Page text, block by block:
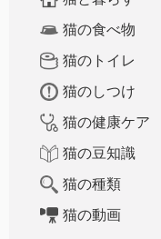
猫の食べ物
猫のトイレ
猫のしつけ
猫の健康ケア
猫の豆知識
猫の種類
猫の動画